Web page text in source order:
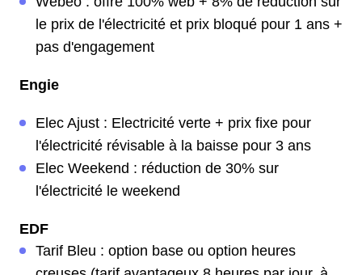
le prix de l'électricité et prix bloqué pour 1 ans +
pas d'engagement
Engie
Elec Ajust : Electricité verte + prix fixe pour
l'électricité révisable à la baisse pour 3 ans
Elec Weekend : réduction de 30% sur
l'électricité le weekend
EDF
Tarif Bleu : option base ou option heures